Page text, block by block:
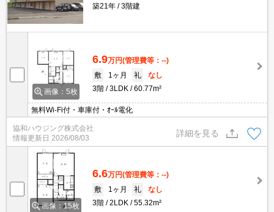
築21年
3階建
画像：5枚
6.9万円(管理費等：--)
敷
1ヶ月 礼
なし
3階
3LDK 60.77m²
無料Wi-Fi付・車庫付・ｵｰﾙ電化
協和ハウジング株式会社
情報更新日 2026/08/03
詳細を見る
画像：15枚
6.6万円(管理費等：--)
敷
1ヶ月 礼
なし
3階
2LDK 55.32m²